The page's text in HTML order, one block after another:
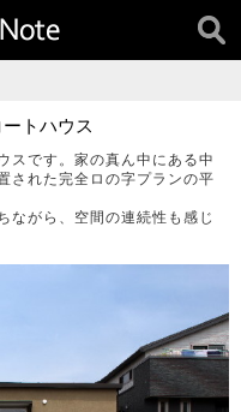
トハウス
スです。家の真ん中にある中
された完全ロの字プランの平
ながら、空間の連続性も感じ